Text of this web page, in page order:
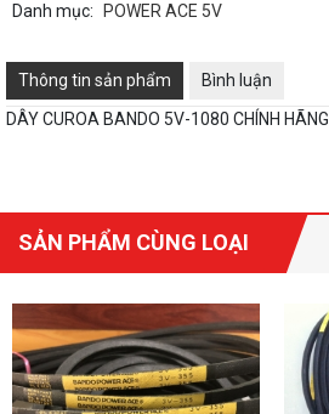
Danh mục:
POWER ACE 5V
Thông tin sản phẩm
Bình luận
DÂY CUROA BANDO 5V-1080 CHÍNH HÃNG
SẢN PHẨM CÙNG LOẠI